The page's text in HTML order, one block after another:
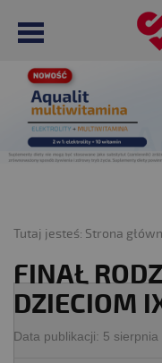
Tutaj jesteś: Strona
FINAŁ
DZIECIOM
Data publikacji: 5 sierpnia